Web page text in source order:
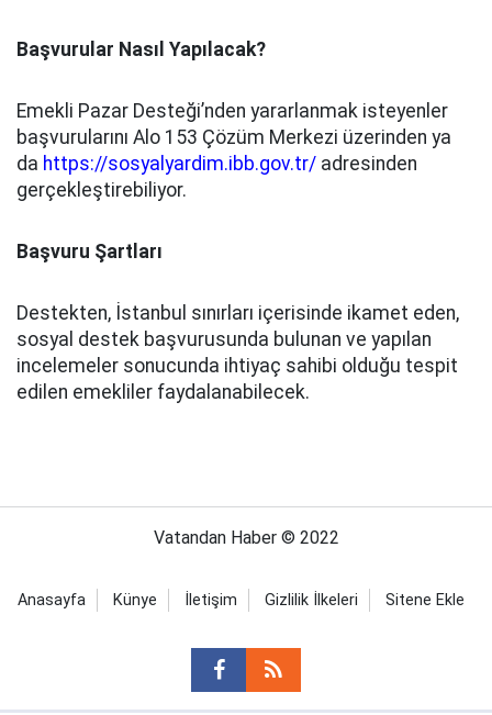
Başvurular Nasıl Yapılacak?
Emekli Pazar Desteği’nden yararlanmak isteyenler
başvurularını Alo 153 Çözüm Merkezi üzerinden ya
da https://sosyalyardim.ibb.gov.tr/ adresinden
gerçekleştirebiliyor.
Başvuru Şartları
Destekten, İstanbul sınırları içerisinde ikamet eden,
sosyal destek başvurusunda bulunan ve yapılan
incelemeler sonucunda ihtiyaç sahibi olduğu tespit
edilen emekliler faydalanabilecek.
Vatandan Haber © 2022
Anasayfa Künye İletişim Gizlilik İlkeleri Sitene Ekle